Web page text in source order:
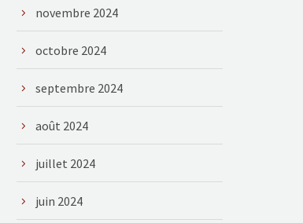
novembre 2024
octobre 2024
septembre 2024
août 2024
juillet 2024
juin 2024